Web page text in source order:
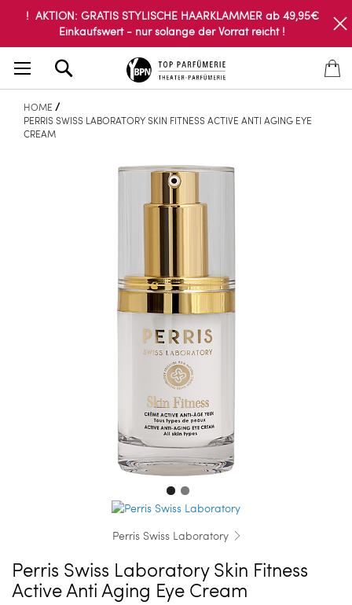
! AKTION: GRATIS STYLISCHE HAARKLAMMER ab 49,95€
Einkaufswert - nur solange der Vorrat reicht !
HOME
PERRIS SWISS LABORATORY SKIN FITNESS ACTIVE ANTI AGING EYE
CREAM
Perris Swiss Laboratory
Perris Swiss Laboratory Skin Fitness
Active Anti Aging Eye Cream